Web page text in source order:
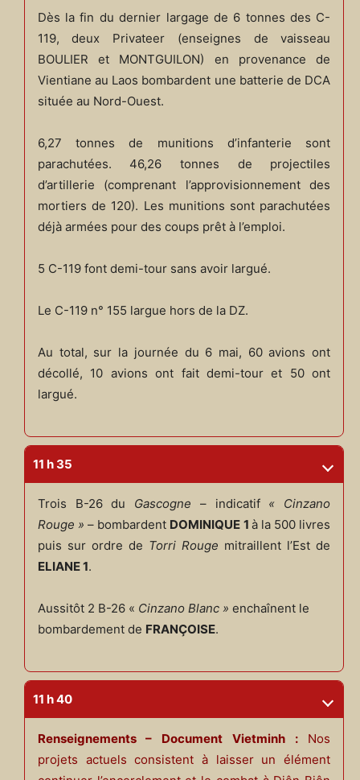
Dès la fin du dernier largage de 6 tonnes des C-
119, deux Privateer (enseignes de vaisseau
BOULIER et MONTGUILON) en provenance de
Vientiane au Laos bombardent une batterie de DCA
située au Nord-Ouest.
6,27 tonnes de munitions d’infanterie sont
parachutées. 46,26 tonnes de projectiles
d’artillerie (comprenant l’approvisionnement des
mortiers de 120). Les munitions sont parachutées
déjà armées pour des coups prêt à l’emploi.
5 C-119 font demi-tour sans avoir largué.
Le C-119 n° 155 largue hors de la DZ.
Au total, sur la journée du 6 mai, 60 avions ont
décollé, 10 avions ont fait demi-tour et 50 ont
largué.
11 h 35
Trois B-26 du Gascogne – indicatif « Cinzano
Rouge » – bombardent DOMINIQUE 1 à la 500 livres
puis sur ordre de Torri Rouge mitraillent l’Est de
ELIANE 1.
Aussitôt 2 B-26 « Cinzano Blanc » enchaînent le
bombardement de FRANÇOISE.
11 h 40
Renseignements – Document Vietminh :Nos
projets actuels consistent à laisser un élément